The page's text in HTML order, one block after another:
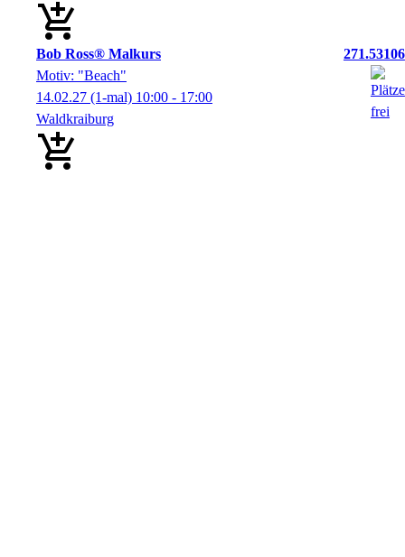
Bob Ross® Malkurs
271.53106
Motiv: "Beach"
14.02.27 (1-mal) 10:00 - 17:00
Waldkraiburg